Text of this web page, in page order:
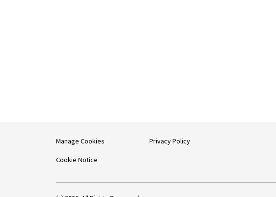
Manage Cookies
Cookie Notice
Privacy Policy